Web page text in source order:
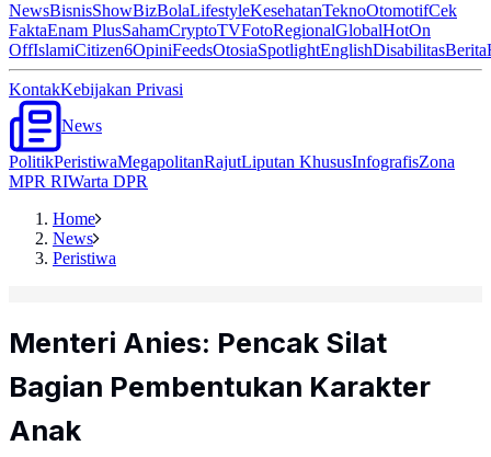
NewsBisnisShowBizBolaLifestyleKesehatanTeknoOtomotifCek
FaktaEnam PlusSahamCryptoTVFotoRegionalGlobalHotOn
OffIslamiCitizen6OpiniFeedsOtosiaSpotlightEnglishDisabilitasBerita
KontakKebijakan Privasi
News
PolitikPeristiwaMegapolitanRajutLiputan KhususInfografisZona
MPR RIWarta DPR
Home
News
Peristiwa
Menteri Anies: Pencak Silat
Bagian Pembentukan Karakter
Anak